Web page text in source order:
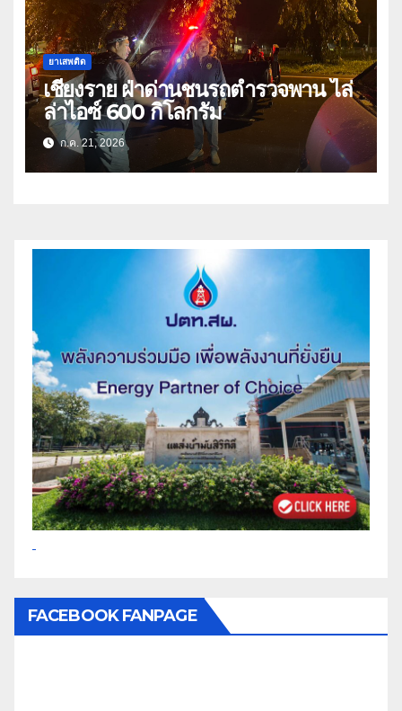
ยาเสพติด
เชียงราย ฝ่าด่านชนรถตำรวจพาน ไล่
ล่าไอซ์ 600 กิโลกรัม
ก.ค. 21, 2026
FACEBOOK FANPAGE